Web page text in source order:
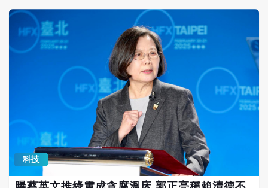
項並非購地款，而是維護鄰里關係費及政治獻
金，雙方對款項性質認知不同，才導致合作關
係破裂。 吳子嘉要求說明 鄭朝方目前尚未回
應4000萬爆料 吳子嘉這次連續兩天公開資
料，時間點正值鄭朝方投入2026新竹縣長選戰
之際，政治效果格外受到關注。 本月4日公布
第一批單據時，吳子嘉就要求鄭朝方在3天
後、也就是7日前說明相關金流，包括股份取
得方式、每月15萬元款項及300萬元款項等問
題。美麗島電子報5日報導指出，截至當時鄭
朝方尚未針對最新爆料公開回應。 6日4000萬
元資料曝光後，吳子嘉進一步把問題拉回2018
年縣長選舉，要求鄭朝方說明自己是否知道父
親籌措4000萬元、是否使用相關資金，以及這
筆款項最後去了哪裡。 目前，仍未見鄭朝方針
彈，網友紛紛湧入沈發惠等人的臉書留言諷
刺，批評民進黨「酒駕的、外遇的都能選，真
是人才濟濟」，更質疑所謂的「停權處分」根
本是為了應付社會輿論而演出來的「假動
裕今日做出澄清。他表示，針對陳光軒一案，
地方評委會確實已做出停權處分，但因陳光軒
隨即向中央黨部提出申訴，該案目前仍處於
「中央審理中」的階段，尚未有最終裁定結
主動行文要求中央盡速做出最終裁決，但中央
黨部始終維持「已讀不回」的態度。在中央正
式核定處分前，縣黨部在行政程序上只能先受
理其登記參選，待後續資格審查階段，會再次
言，如此龐大的反對民意已對賴清德構成巨大
壓力，且台北市反對賴清德的比例已超過六
成，賴政府若持續硬幹，恐面臨嚴峻的社會衝
突。 郭正亮在《中天辣晚報》節目中表示，
600多萬人的連署是非常驚人的數字，「賴清
德看到有600多萬人要彈劾他，確定還敢出門
嗎？」當如此高比例的民眾感到憤怒時，總統
在公共場所的行程安全可能面臨隱憂，甚至出
現被民眾跟蹤或當面抗議的情況；事實上，該
網站目前號稱因遭到惡意攻擊，目前還在整
理、剔除反串連署。 郭正亮回顧，賴清德在台
南市長任內曾創下「231天不進議會」的紀
錄，但在中央政府不能這樣搞，台北市的政治
生態與台南不同，目前台北市反對賴清德的人
數比例已超過六成。他呼籲賴清德應盡快收回
科技